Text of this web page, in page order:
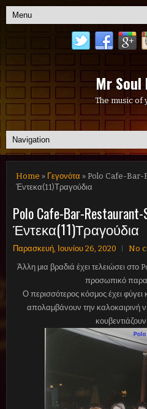
Mr Soul
The music of
Home » Γεγονότα » Polo Cafe-
Έντεκα(11)Τραγούδια
Polo Cafe-Bar-
Έντεκα(11)Τραγούδια
Παρασκευή, Ιουνίου 26, 2020
No
Άλλη μια βραδιά έχει τελειώσει στο
προσωπικό
Ο περισσότερος κόσμος έχει φύγει
απολαμβάνουν την καλοκαιρινή